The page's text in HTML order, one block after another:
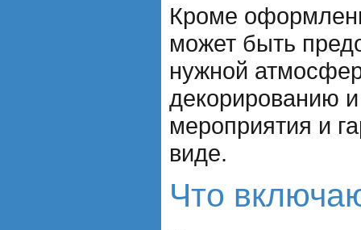
Кроме
может быть
нужной
декорированию и
мероприятия и
виде.
Что